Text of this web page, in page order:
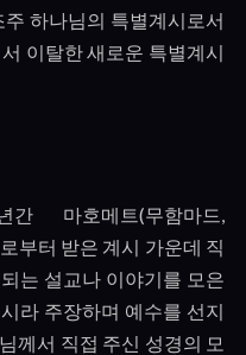
하나님의 특별계시로서
이탈한 새로운 특별계시
간 마호메트(무함마드,
부터 받은 계시 가운데 직
는 설교나 이야기를 모은
라 주장하며 예수를 선지
께서 직접 주신 성경의 모